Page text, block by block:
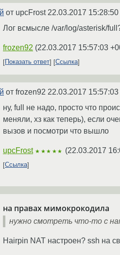
от upcFrost 22.03.2017
Лог всмысле /var/log/asterisk/
frozen92 (22.03.2017 15:57:03
Показать ответ
Ссылка
от frozen92 22.03.2017
ну, full не надо, просто что
меняли, хз как теперь), если
вызов и посмотри что вышло
upcFrost ★★★★★ (22.03.2017
Ссылка
на правах мимокрокодила
нужно смотреть что-то с
Hairpin NAT настроен? ssh на